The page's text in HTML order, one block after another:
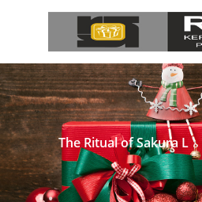
The Ritual of Sakura L